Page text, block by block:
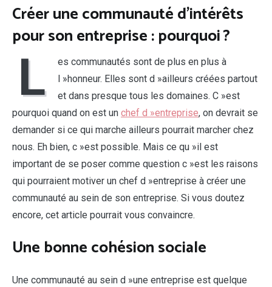
Créer une communauté d’intérêts
pour son entreprise : pourquoi ?
L
es communautés sont de plus en plus à
l »honneur. Elles sont d »ailleurs créées partout
et dans presque tous les domaines. C »est
pourquoi quand on est un chef d »entreprise, on devrait se
demander si ce qui marche ailleurs pourrait marcher chez
nous. Eh bien, c »est possible. Mais ce qu »il est
important de se poser comme question c »est les raisons
qui pourraient motiver un chef d »entreprise à créer une
communauté au sein de son entreprise. Si vous doutez
encore, cet article pourrait vous convaincre.
Une bonne cohésion sociale
Une communauté au sein d »une entreprise est quelque